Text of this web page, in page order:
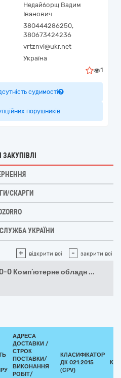
Недайборщ Вадим
Іванович
380444286250,
380673424236
vrtznvi@ukr.net
Україна
1
судимості
порушників
ЗАКУПІВЛІ
СКАРГИ
УКРАЇНИ
+ відкрити всі - закрити всі
0 Комп’ютерне обладн ...
АДРЕСА
ДОСТАВКИ /
СТРОК
ПОСТАВКИ/
ВИКОНАННЯ
РОБІТ/
КЛАСИФІКАТОР
ДК 021:2015
(CPV)